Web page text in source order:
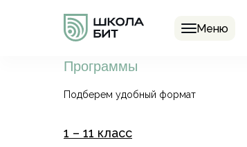
Меню
Подберем удобный формат
Программы
1 – 11 класс